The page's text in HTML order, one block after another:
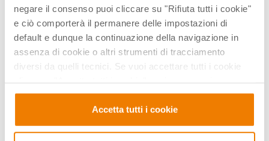
negare il consenso puoi cliccare su "Rifiuta tutti i cookie"
e ciò comporterà il permanere delle impostazioni di
default e dunque la continuazione della navigazione in
assenza di cookie o altri strumenti di tracciamento
diversi da quelli tecnici. Se vuoi accettare tutti i cookie
autonomamente selezionare i cookie da accettare clicca
su "Personalizza". Se vuoi saperne di più consulta la
nostraPrivacy e Cookie Policy.
Accetta tutti i cookie
Non puoi partecipare in diretta?
Iscriviti comunque, invieremo slide e materiali utilizzati a
tutti gli iscritti. Ci vediamo online